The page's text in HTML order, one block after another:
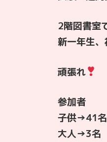
:
2階図書室
新一年生、
頑張れ
参加者
子供→41名
大人→3名